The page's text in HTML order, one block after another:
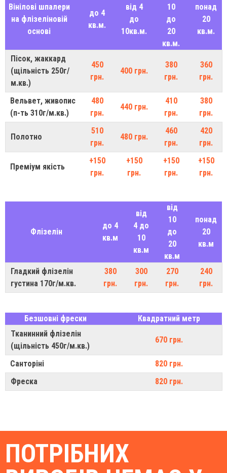
Вінілові шпалери
на флізеліновій
основі
до 4
кв.м.
від 4
до
10кв.м.
10
до
20
кв.м.
понад
20
кв.м.
Пісок, жаккард
(щільність 250г/
м.кв.)
450
грн.
400 грн.
380
грн.
360
грн.
Вельвет, живопис
(п-ть 310г/м.кв.)
480
грн.
440 грн.
410
грн.
380
грн.
Полотно
510
грн.
480 грн.
460
грн.
420
грн.
Преміум якість
+150
грн.
+150
грн.
+150
грн.
+150
грн.
Флізелін
до 4
кв.м
від
4 до
10
кв.м
від
10
до
20
кв.м
понад
20
кв.м
Гладкий флізелін
густина 170г/м.кв.
380
грн.
300
грн.
270
грн.
240
грн.
Безшовні фрески
Квадратний метр
Тканинний флізелін
(щільність 450г/м.кв.)
670 грн.
Санторіні
820 грн.
Фреска
820 грн.
ПОТРІБНИХ